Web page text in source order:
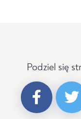
Podziel się